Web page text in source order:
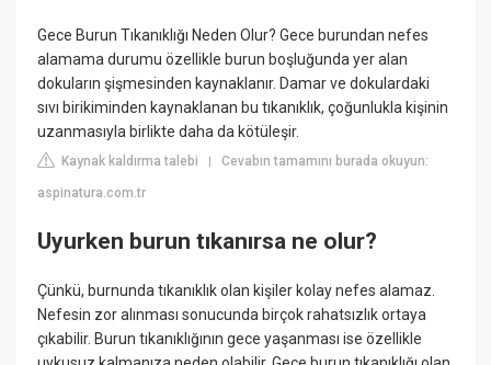
Gece Burun Tıkanıklığı Neden Olur? Gece burundan nefes
alamama durumu özellikle burun boşluğunda yer alan
dokuların şişmesinden kaynaklanır. Damar ve dokulardaki
sıvı birikiminden kaynaklanan bu tıkanıklık, çoğunlukla kişinin
uzanmasıyla birlikte daha da kötüleşir.
Kaynak kaldırma talebi |Cevabın tamamını burada okuyun:
aspinatura.com.tr
Uyurken burun tıkanırsa ne olur?
Çünkü, burnunda tıkanıklık olan kişiler kolay nefes alamaz.
Nefesin zor alınması sonucunda birçok rahatsızlık ortaya
çıkabilir. Burun tıkanıklığının gece yaşanması ise özellikle